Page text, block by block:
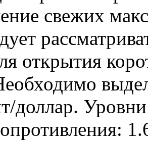
свежих
открытия
доллар.